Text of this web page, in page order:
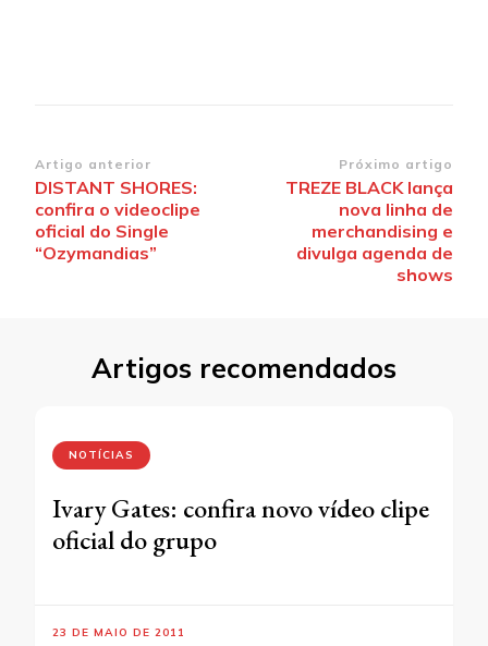
Navegação
de
post
Artigo anterior
DISTANT SHORES:
confira o videoclipe
oficial do Single
“Ozymandias”
Próximo artigo
TREZE BLACK lança
nova linha de
merchandising e
divulga agenda de
shows
Artigos recomendados
NOTÍCIAS
Ivary Gates: confira novo vídeo clipe
oficial do grupo
23 DE MAIO DE 2011